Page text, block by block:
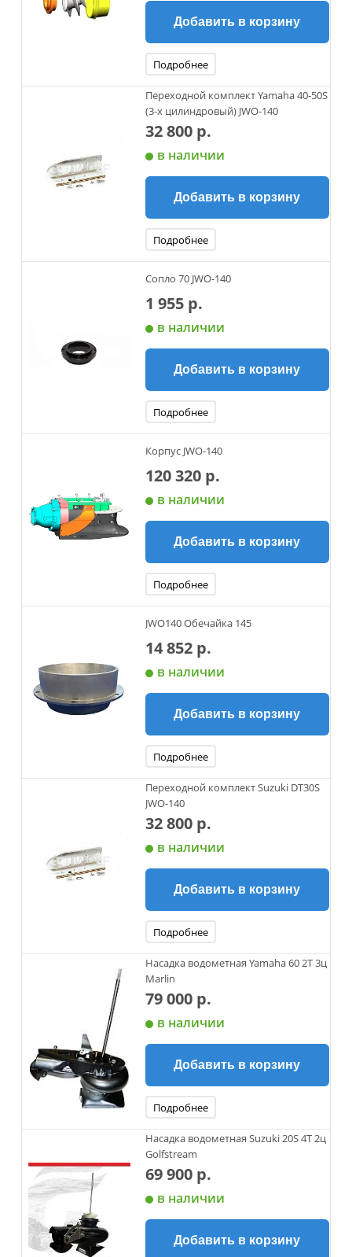
Добавить в корзину
Подробнее
Переходной комплект Yamaha 40-50S
(3-х цилиндровый) JWO-140
32 800 р.
в наличии
Добавить в корзину
Подробнее
Сопло 70 JWO-140
1 955 р.
в наличии
Добавить в корзину
Подробнее
Корпус JWO-140
120 320 р.
в наличии
Добавить в корзину
Подробнее
JWO140 Обечайка 145
14 852 р.
в наличии
Добавить в корзину
Подробнее
Переходной комплект Suzuki DT30S
JWO-140
32 800 р.
в наличии
Добавить в корзину
Подробнее
Насадка водометная Yamaha 60 2Т 3ц
Marlin
79 000 р.
в наличии
Добавить в корзину
Подробнее
Насадка водометная Suzuki 20S 4Т 2ц
Golfstream
69 900 р.
в наличии
Добавить в корзину